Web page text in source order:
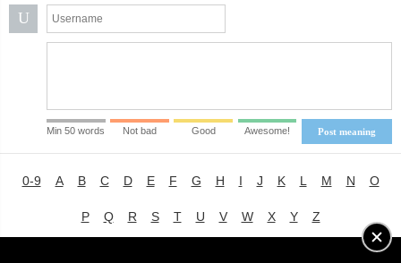
U
Post meaning
Min 50 words Not bad Good Awesome!
0-9 A B C D E F G H I J K L M N O
P Q R S T U V W X Y Z